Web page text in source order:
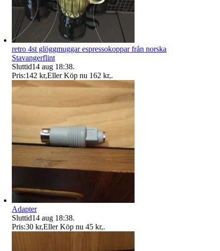
retro 4st glöggmuggar espressokoppar från norska
Stavangerflint
Sluttid14 aug 18:38.
Pris:142 kr,Eller Köp nu 162 kr,.
Adapter
Sluttid14 aug 18:38.
Pris:30 kr,Eller Köp nu 45 kr,.